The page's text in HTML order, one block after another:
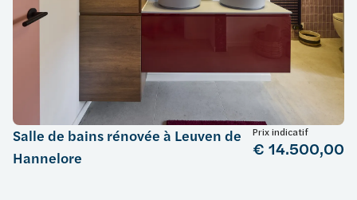
Salle de bains rénovée à Leuven de
Hannelore
Prix indicatif
€ 14.500,00